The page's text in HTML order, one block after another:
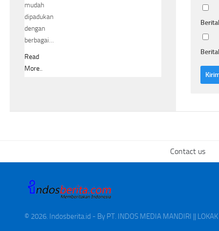
mudah
dipadukan
dengan
berbagai…
Read
More..
Contact us
© 2026. Indosberita.id - By PT. INDOS MEDIA MANDIRI || LOKAK